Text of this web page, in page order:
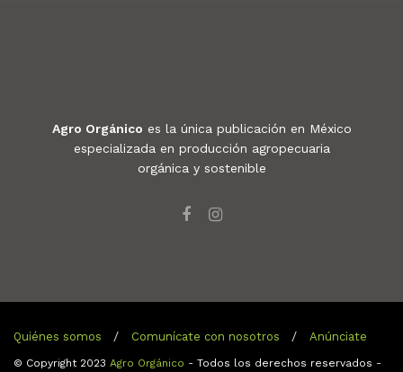
Agro Orgánico es la única publicación en México
especializada en producción agropecuaria
orgánica y sostenible
Quiénes somos Comunícate con nosotros Anúnciate
© Copyright 2023 Agro Orgánico - Todos los derechos reservados -